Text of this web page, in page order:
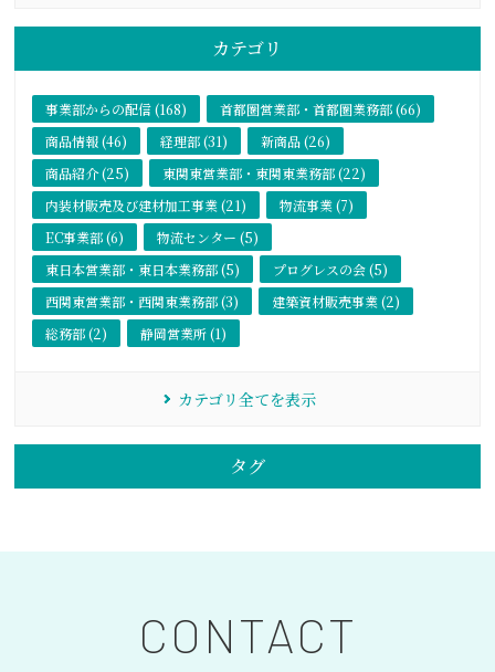
カテゴリ
事業部からの配信 (168)
首都圏営業部・首都圏業務部 (66)
商品情報 (46)
経理部 (31)
新商品 (26)
商品紹介 (25)
東関東営業部・東関東業務部 (22)
内装材販売及び建材加工事業 (21)
物流事業 (7)
EC事業部 (6)
物流センター (5)
東日本営業部・東日本業務部 (5)
プログレスの会 (5)
西関東営業部・西関東業務部 (3)
建築資材販売事業 (2)
総務部 (2)
静岡営業所 (1)
カテゴリ全てを表示
タグ
CONTACT